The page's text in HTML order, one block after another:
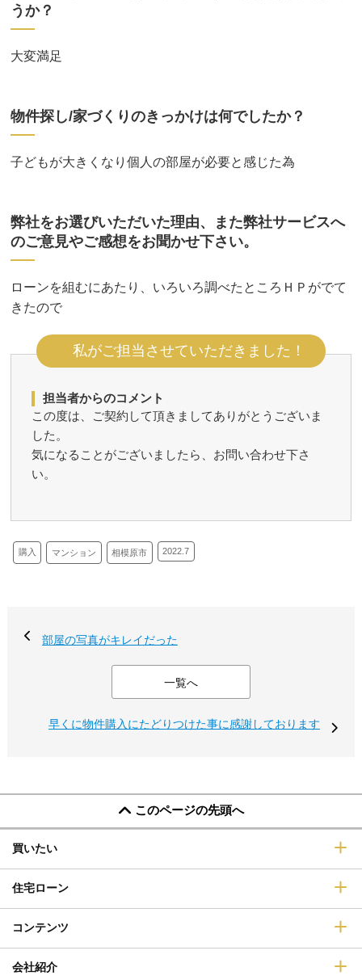
うか？
大変満足
物件探し/家づくりのきっかけは何でしたか？
子どもが大きくなり個人の部屋が必要と感じた為
弊社をお選びいただいた理由、また弊社サービスへ
のご意見やご感想をお聞かせ下さい。
ローンを組むにあたり、いろいろ調べたところＨＰがでて
きたので
私がご担当させていただきました！
担当者からのコメント
この度は、ご契約して頂きましてありがとうございま
した。
気になることがございましたら、お問い合わせ下さ
い。
購入 マンション 相模原市 2022.7
部屋の写真がキレイだった
一覧へ
早くに物件購入にたどりつけた事に感謝しております
このページの先頭へ
買いたい
住宅ローン
コンテンツ
会社紹介